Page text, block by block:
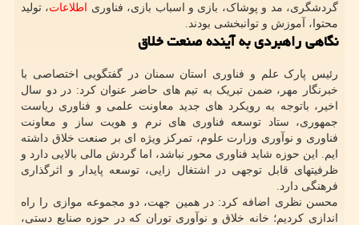
گردشگری، مد و پوشاک، بازی و اسباب بازی، فناوری اطلاعات، تولید
محتوا، آموزش و توانبخشی بودند.
نگاهی راهبردی به آینده صنعت خلاق
رئیس پارک علم و فناوری استان سمنان در گفتگویی اختصاصی با
خبرنگار مهر، ضمن تبریک به تیم های حاضر عنوان کرد: در دو سال
اخیر، باتوجه به رویکرد های جدید معاونت علمی و فناوری ریاست
جمهوری، ستاد توسعه فناوری های نرم و هویت ساز و معاونت
فناوری و نوآوری وزارت علوم، تمرکز ویژه ای بر صنعت خلاق داشته
ایم. این حوزه شاید فناوری محور نباشد، اما گردش مالی بالایی دارد و
ظرفیتهای قابل توجهی در اشتغال زایی، توسعه پایدار و اثرگذاری
فرهنگی دارد.
محسن نظری اضافه کرد: در همین جهت، دو مجموعه موازی را راه
اندازی کردیم؛ خانه خلاق و نوآوری توران که در حوزه صنایع دستی،